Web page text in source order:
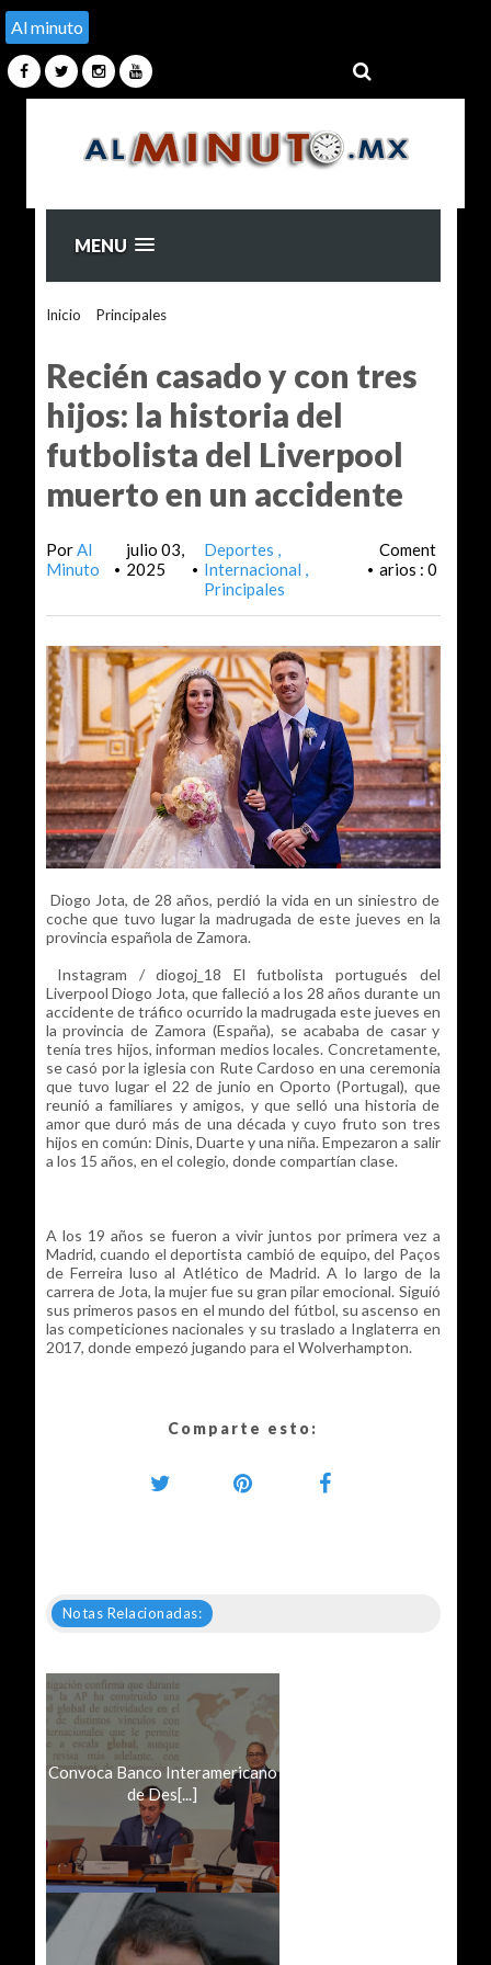
Al minuto
MENU
Inicio Principales>
Recién casado y con tres
hijos: la historia del
futbolista del Liverpool
muerto en un accidente
PorAl
Minuto
•
julio 03,
2025
•
Deportes
Internacional
Principales
•
Coment
arios : 0
Diogo Jota, de 28 años, perdió la vida en un siniestro de
coche que tuvo lugar la madrugada de este jueves en la
provincia española de Zamora.
Instagram / diogoj_18 El futbolista portugués del
Liverpool Diogo Jota, que falleció a los 28 años durante un
accidente de tráfico ocurrido la madrugada este jueves en
la provincia de Zamora (España), se acababa de casar y
tenía tres hijos, informan medios locales. Concretamente,
se casó por la iglesia con Rute Cardoso en una ceremonia
que tuvo lugar el 22 de junio en Oporto (Portugal), que
reunió a familiares y amigos, y que selló una historia de
amor que duró más de una década y cuyo fruto son tres
hijos en común: Dinis, Duarte y una niña. Empezaron a salir
a los 15 años, en el colegio, donde compartían clase.
A los 19 años se fueron a vivir juntos por primera vez a
Madrid, cuando el deportista cambió de equipo, del Paços
de Ferreira luso al Atlético de Madrid. A lo largo de la
carrera de Jota, la mujer fue su gran pilar emocional. Siguió
sus primeros pasos en el mundo del fútbol, su ascenso en
las competiciones nacionales y su traslado a Inglaterra en
2017, donde empezó jugando para el Wolverhampton.
Comparte esto:
Notas Relacionadas:
Convoca Banco Interamericano
de Des[...]